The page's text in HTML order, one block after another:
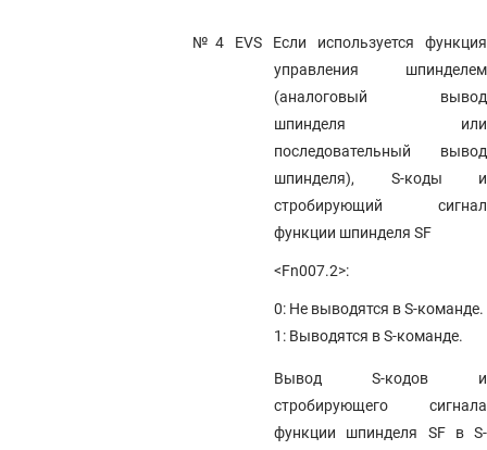
№4 EVS Если используется функция
управления шпинделем
(аналоговый вывод
шпинделя или
последовательный вывод
шпинделя), S-коды и
стробирующий сигнал
функции шпинделя SF
<Fn007.2>:
0: Не выводятся в S-команде.
1: Выводятся в S-команде.
Вывод S-кодов и
стробирующего сигнала
функции шпинделя SF в S-